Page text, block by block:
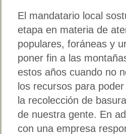
El mandatario local
etapa en materia de
populares, foráneas y
poner fin a las
estos años cuando no
los recursos para
la recolección de
de nuestra gente. En
con una empresa